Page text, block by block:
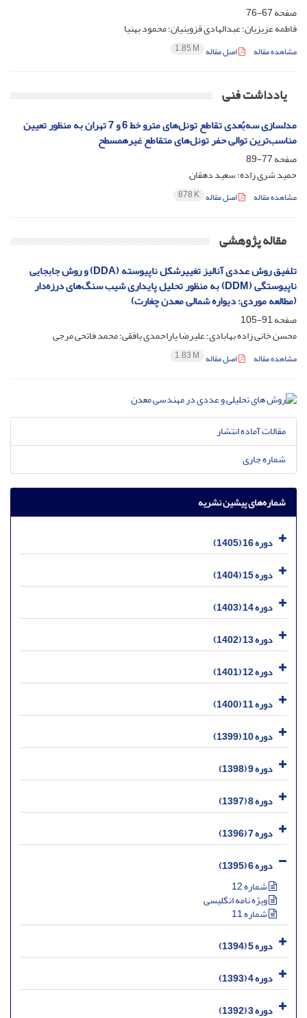
صفحه67-76
فاطمه عزیزیان؛ عبدالهادی قزوینیان؛ محمود بهنیا
مشاهده مقاله اصل مقاله 1.85 M
یادداشت فنی
مدلسازی سه‌بُعدی تقاطع تونل‌های مترو خط 6 و 7 تهران به منظور تعیین
مناسب‌ترین توالی حفر تونل‌های متقاطع غیرهمسطح
صفحه77-89
حمید شری زاده؛ سعید دهقان
مشاهده مقاله اصل مقاله 878 K
مقاله پژوهشی
تلفیق روش عددی آنالیز تغییرشکل ناپیوسته (DDA) و روش جابجایی
ناپیوستگی (DDM) به منظور تحلیل پایداری شیب سنگ‌های درزه‌دار
(مطالعه موردی: دیواره شمالی معدن چغارت)
صفحه91-105
محسن خانی زاده بهابادی؛ علیرضا یاراحمدی بافقی؛ محمد فاتحی مرجی
مشاهده مقاله اصل مقاله 1.83 M
مقالات آماده انتشار
شماره جاری
شماره‌های پیشین نشریه
دوره 16 (1405)
دوره 15 (1404)
دوره 14 (1403)
دوره 13 (1402)
دوره 12 (1401)
دوره 11 (1400)
دوره 10 (1399)
دوره 9 (1398)
دوره 8 (1397)
دوره 7 (1396)
دوره 6 (1395)
شماره 12
ویژه نامه انگلیسی
شماره 11
دوره 5 (1394)
دوره 4 (1393)
دوره 3 (1392)